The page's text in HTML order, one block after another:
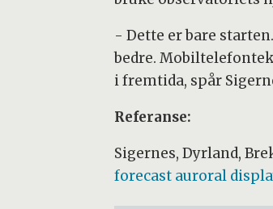
- Dette er bare
bedre.
i fremtida, spår
Referanse:
Sigernes, Dyrland,
forecast auroral